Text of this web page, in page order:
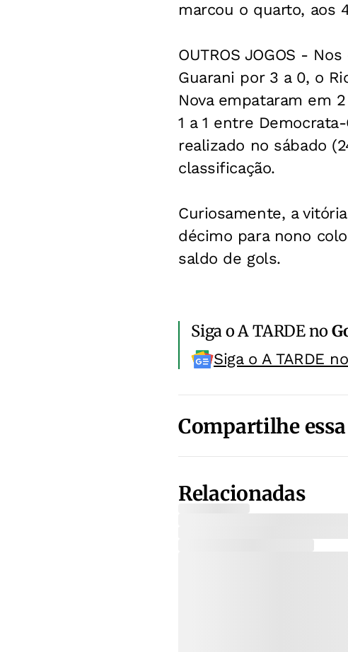
marcou o quarto, aos
OUTROS JOGOS -
Guarani por 3 a 0, o
Nova empataram em
1 a 1 entre
realizado no sábado
classificação.
Curiosamente, a
décimo para nono
saldo de gols.
Siga o A TARDE no
Siga o A TARDE
Compartilhe
Relacionadas